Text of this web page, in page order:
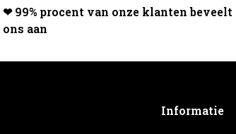
❤ 99% procent van onze klanten beveelt
ons aan
Informatie